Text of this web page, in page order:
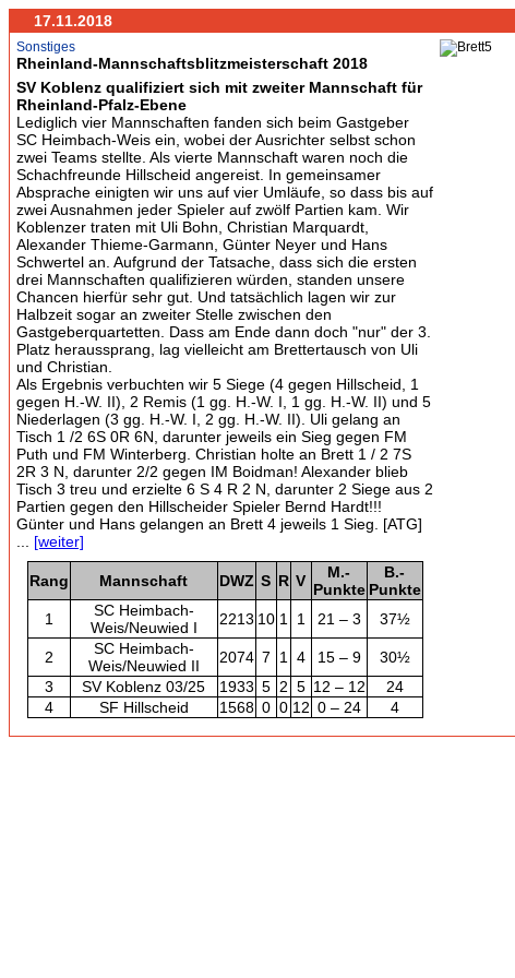
17.11.2018
Sonstiges
Rheinland-Mannschaftsblitzmeisterschaft 2018
SV Koblenz qualifiziert sich mit zweiter Mannschaft für
Rheinland-Pfalz-Ebene
Lediglich vier Mannschaften fanden sich beim Gastgeber
SC Heimbach-Weis ein, wobei der Ausrichter selbst schon
zwei Teams stellte. Als vierte Mannschaft waren noch die
Schachfreunde Hillscheid angereist. In gemeinsamer
Absprache einigten wir uns auf vier Umläufe, so dass bis auf
zwei Ausnahmen jeder Spieler auf zwölf Partien kam. Wir
Koblenzer traten mit Uli Bohn, Christian Marquardt,
Alexander Thieme-Garmann, Günter Neyer und Hans
Schwertel an. Aufgrund der Tatsache, dass sich die ersten
drei Mannschaften qualifizieren würden, standen unsere
Chancen hierfür sehr gut. Und tatsächlich lagen wir zur
Halbzeit sogar an zweiter Stelle zwischen den
Gastgeberquartetten. Dass am Ende dann doch "nur" der 3.
Platz heraussprang, lag vielleicht am Brettertausch von Uli
und Christian.
Als Ergebnis verbuchten wir 5 Siege (4 gegen Hillscheid, 1
gegen H.-W. II), 2 Remis (1 gg. H.-W. I, 1 gg. H.-W. II) und 5
Niederlagen (3 gg. H.-W. I, 2 gg. H.-W. II). Uli gelang an
Tisch 1 /2 6S 0R 6N, darunter jeweils ein Sieg gegen FM
Puth und FM Winterberg. Christian holte an Brett 1 / 2 7S
2R 3 N, darunter 2/2 gegen IM Boidman! Alexander blieb
Tisch 3 treu und erzielte 6 S 4 R 2 N, darunter 2 Siege aus 2
Partien gegen den Hillscheider Spieler Bernd Hardt!!!
Günter und Hans gelangen an Brett 4 jeweils 1 Sieg. [ATG]
[weiter]
Rang Mannschaft DWZ S R V
M.-
Punkte
B.-
Punkte
1
SC Heimbach-
Weis/Neuwied I
2213 10 1 1 21 – 3 37½
2
SC Heimbach-
Weis/Neuwied II
2074 7 1 4 15 – 9
30½
3
SV Koblenz 03/25 1933 5 2 5 12 – 12
24
4
SF Hillscheid 1568 0 0 12 0 – 24 4